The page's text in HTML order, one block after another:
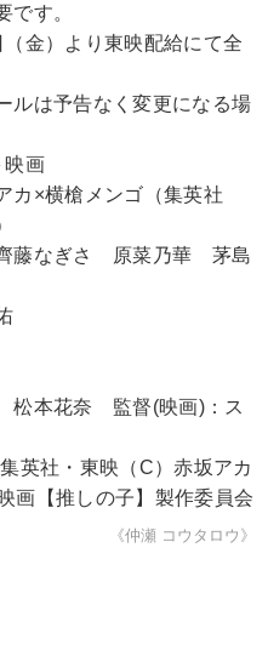
です。
金）より東映配給にて全
ルは予告なく変更になる場
映画
カ×横槍メンゴ（集英社
藤なぎさ 原菜乃華 茅島
松本花奈 監督(映画)：ス
英社・東映（C）赤坂アカ
画【推しの子】製作委員会
《仲瀬 コウタロウ》